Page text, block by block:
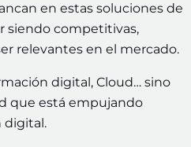
en estas soluciones de
siendo competitivas,
relevantes en el mercado.
digital, Cloud… sino
que está empujando
digital.